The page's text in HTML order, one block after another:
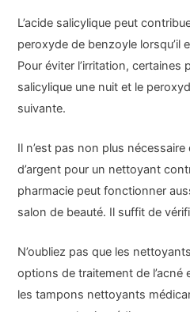
L’acide salicylique peut
peroxyde de benzoyle lorsqu’il
Pour éviter l’irritation, certaines
salicylique une nuit et le
suivante.
Il n’est pas non plus
d’argent pour un nettoyant
pharmacie peut fonctionner
salon de beauté. Il suffit de
N’oubliez pas que les
options de traitement de l’acné
les tampons nettoyants